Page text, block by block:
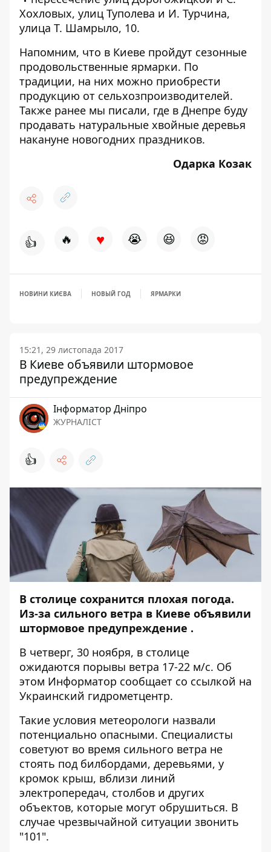
Хохловых, улиц Туполева и И. Турчина,
улица Т. Шамрыло, 10.
Напомним, что в Киеве пройдут сезонные
продовольственные ярмарки. По
традиции, на них можно приобрести
продукцию от сельхозпроизводителей.
Также ранее мы писали, где в Днепре буду
продавать натуральные хвойные деревья
накануне новогодних праздников.
Одарка Козак
👍 🔥 ♥ 😭 😆 😡
НОВИНИ КИЄВА НОВЫЙ ГОД ЯРМАРКИ
15:21, 29 листопада 2017
В Киеве объявили штормовое
предупреждение
Інформатор Дніпро
ЖУРНАЛІСТ
👍
В столице сохранится плохая погода.
Из-за сильного ветра в Киеве объявили
штормовое предупреждение .
В четверг, 30 ноября, ​​в столице
ожидаются порывы ветра 17-22 м/с. Об
этом Информатор сообщает со ссылкой на
Украинский гидрометцентр.
Такие условия метеорологи назвали
потенциально опасными. Специалисты
советуют во время сильного ветра не
стоять под билбордами, деревьями, у
кромок крыш, вблизи линий
электропередач, столбов и других
объектов, которые могут обрушиться. В
случае чрезвычайной ситуации звонить
"101".